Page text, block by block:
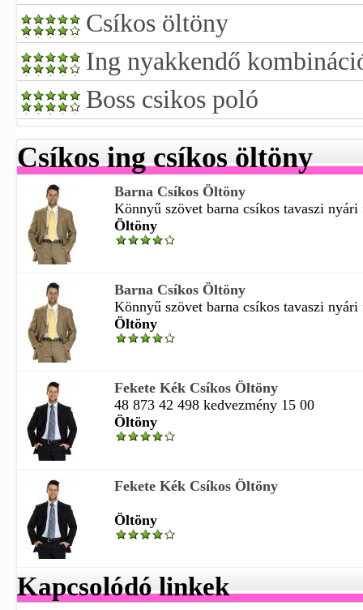
Csíkos öltöny
Ing nyakkendő
Boss csikos poló
Csíkos ing csíkos öltöny
Barna Csíkos Öltöny
Könnyű szövet barna csíkos tavaszi
Öltöny
Barna Csíkos Öltöny
Könnyű szövet barna csíkos tavaszi
Öltöny
Fekete Kék Csíkos Öltöny
48 873 42 498 kedvezmény 15 00
Öltöny
Fekete Kék Csíkos Öltöny
Öltöny
Kapcsolódó linkek